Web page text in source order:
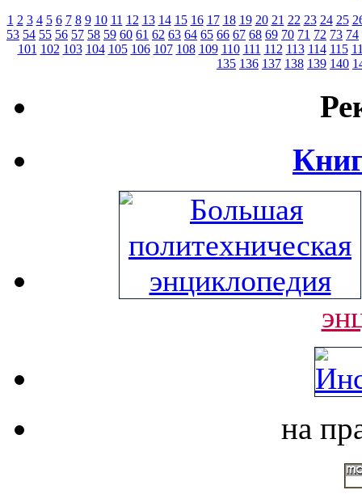
1 2 3 4 5 6 7 8 9 10 11 12 13 14 15 16 17 18 19 20 21 22 23 24 25
53 54 55 56 57 58 59 60 61 62 63 64 65 66 67 68 69 70 71 72 73 74
101 102 103 104 105 106 107 108 109 110 111 112 113 114 115
135 136 137 138 139 140
на